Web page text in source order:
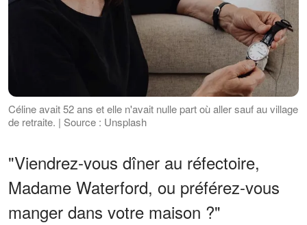
Céline avait 52 ans et elle n'avait nulle part où aller sauf au village
de retraite. | Source : Unsplash
"Viendrez-vous dîner au réfectoire,
Madame Waterford, ou préférez-vous
manger dans votre maison ?"